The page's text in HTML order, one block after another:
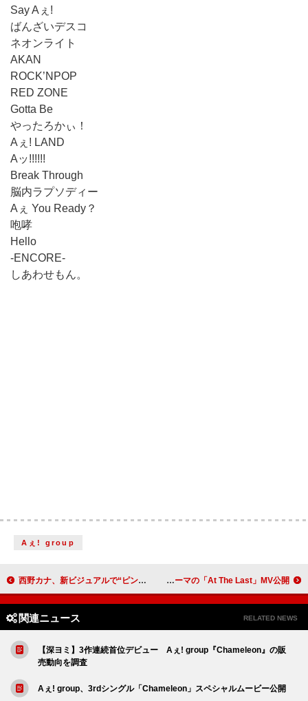
Say Aぇ!
ばんざいデスコ
ネオンライト
AKAN
ROCK’NPOP
RED ZONE
Gotta Be
やったろかぃ！
Aぇ! LAND
Aッ!!!!!!
Break Through
脳内ラプソディー
Aぇ You Ready？
咆哮
Hello
-ENCORE-
しあわせもん。
Aぇ! group
西野カナ、新ビジュアルで“ピンク×シャイニー”が弾けるポジティブオーラ全開 SKY-HI、“逆転劇”がテーマの「At The Last」MV公開
関連ニュース RELATED NEWS
【深ヨミ】3作連続首位デビュー Aぇ! group『Chameleon』の販
売動向を調査
Aぇ! group、3rdシングル「Chameleon」スペシャルムービー公開